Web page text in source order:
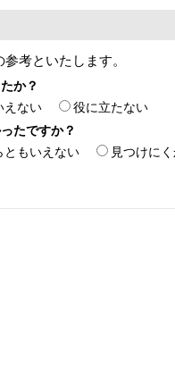
考といたします。
か？
えない
役に立たない
たですか？
ともいえない 見つけに